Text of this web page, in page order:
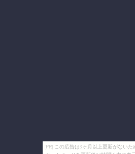
[PR] この広告は3ヶ月以上更新がないた